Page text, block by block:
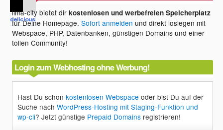
lima-city bietet dirkostenlosen und werbefreien Speicherplatz
für Deine Homepage.Sofort anmelden und direkt loslegen mit
Webspace, PHP, Datenbanken, günstigen Domains und einer
tollen Community!
Login zum Webhosting ohne Werbung!
Hast Du schonkostenlosen Webspace oder bist Du auf der
Suche nachWordPress-Hosting mit Staging-Funktion und
wp-cli? Jetzt günstige Prepaid Domains registrieren!